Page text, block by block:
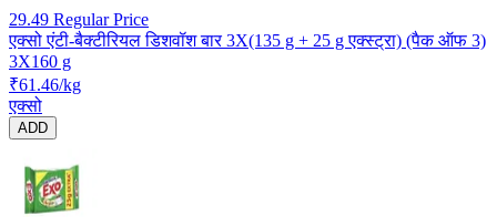
29.49 Regular Price
एक्सो एंटी-बैक्टीरियल डिशवॉश बार 3X(135 g + 25 g एक्स्ट्रा) (पैक ऑफ 3)
3X160 g
₹61.46/kg
एक्सो
ADD